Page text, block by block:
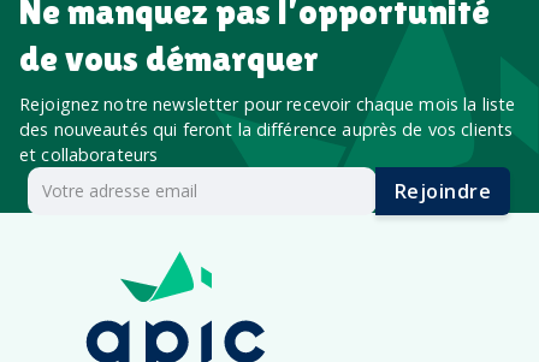
Ne manquez pas l’opportunité
de vous démarquer
Rejoignez notre newsletter pour recevoir chaque mois la liste
des nouveautés qui feront la différence auprès de vos clients
et collaborateurs
Rejoindre